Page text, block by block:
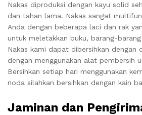
Nakas diproduksi dengan kayu solid
dan tahan lama. Nakas sangat
Anda dengan beberapa laci dan rak
untuk meletakkan buku, barang-
Nakas kami dapat dibersihkan dengan
dengan menggunakan alat pembersih
Bersihkan setiap hari menggunakan
noda silahkan bersihkan dengan kain
Jaminan dan